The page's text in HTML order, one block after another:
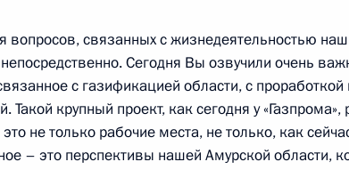
по вопросам реализации крупных
Дальневосточном федеральном округе
года, 14:30 Амурская область
вопросов, связанных с жизнедеятельностью
непосредственно. Сегодня Вы озвучили очень
с газификацией области, с
Такой крупный проект, как сегодня у «Газпрома»,
не только рабочие места, не только, как
– это перспективы нашей Амурской области,